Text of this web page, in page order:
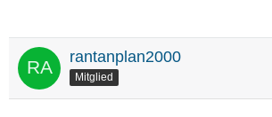
rantanplan2000
Mitglied